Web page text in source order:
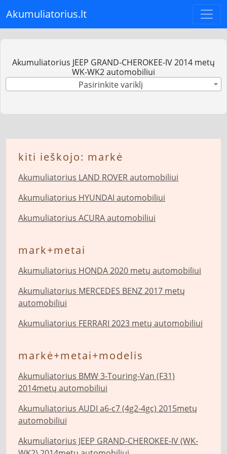
Akumuliatorius.lt
Akumuliatorius JEEP GRAND-CHEROKEE-IV 2014 metų
WK-WK2 automobiliui
Pasirinkite variklį
kiti ieškojo: markė
Akumuliatorius LAND ROVER automobiliui
Akumuliatorius HYUNDAI automobiliui
Akumuliatorius ACURA automobiliui
mark+metai
Akumuliatorius HONDA 2020 metų automobiliui
Akumuliatorius MERCEDES BENZ 2017 metų
automobiliui
Akumuliatorius FERRARI 2023 metų automobiliui
markė+metai+modelis
Akumuliatorius BMW 3-Touring-Van (F31)
2014metų automobiliui
Akumuliatorius AUDI a6-c7 (4g2-4gc) 2015metų
automobiliui
Akumuliatorius JEEP GRAND-CHEROKEE-IV (WK-